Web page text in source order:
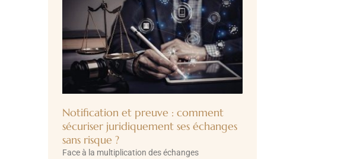
Notification et preuve : comment
sécuriser juridiquement ses échanges
sans risque ?
Face à la multiplication des échanges